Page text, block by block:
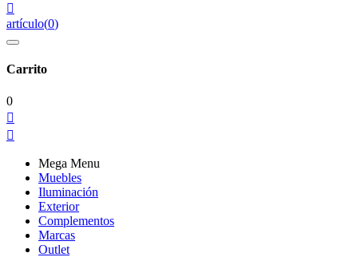

artículo(0)
Carrito
0


Mega Menu
Muebles
Iluminación
Exterior
Complementos
Marcas
Outlet